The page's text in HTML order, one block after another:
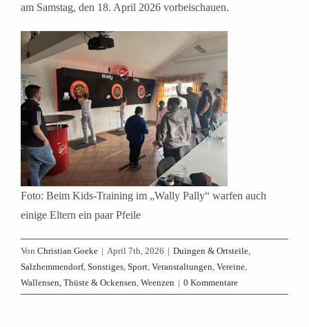
am Samstag, den 18. April 2026 vorbeischauen.
Foto: Beim Kids-Training im „Wally Pally“ warfen auch
einige Eltern ein paar Pfeile
Von Christian Goeke | April 7th, 2026 | Duingen & Ortsteile
Salzhemmendorf, Sonstiges Sport Veranstaltungen Vereine
Wallensen, Thüste & Ockensen Weenzen | 0 Kommentare